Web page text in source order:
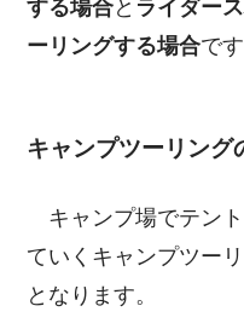
する場合と ライダー
ーリングする場合です
キャンプツーリング
キャンプ場でテン
ていくキャンプツー
となります。